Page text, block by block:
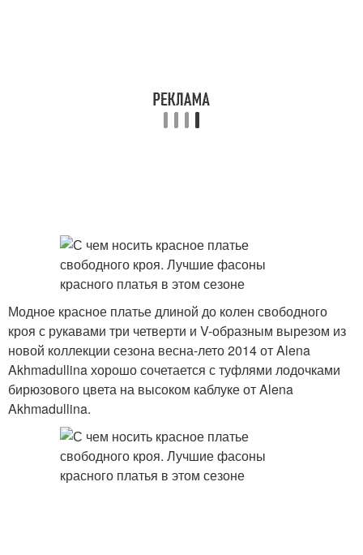
Модное красное платье длиной до колен свободного
кроя с рукавами три четверти и V-образным вырезом из
новой коллекции сезона весна-лето 2014 от Alena
Akhmadullina хорошо сочетается с туфлями лодочками
бирюзового цвета на высоком каблуке от Alena
Akhmadullina.